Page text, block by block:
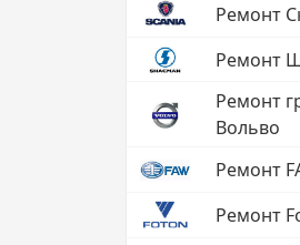
Ремонт
Ремонт
Ремонт
Вольво
Ремонт
Ремонт